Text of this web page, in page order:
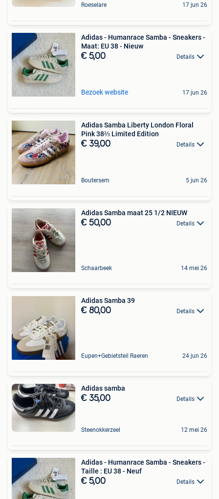
Roeselare 17 jun 26
Adidas - Humanrace Samba - Sneakers -
Maat: EU 38 - Nieuw
€ 5,00 Details
Bezoek website 17 jun 26
Adidas Samba Liberty London Floral
Pink 38⅔ Limited Edition
€ 39,00 Details
Boutersem 5 jun 26
Adidas Samba maat 25 1/2 NIEUW
€ 50,00 Details
Schaarbeek 14 mei 26
Adidas Samba 39
€ 80,00 Details
Eupen+Gebietsteil Raeren 24 jun 26
Adidas samba
€ 35,00 Details
Steenokkerzeel 12 mei 26
Adidas - Humanrace Samba - Sneakers -
Taille : EU 38 - Neuf
€ 5,00 Details